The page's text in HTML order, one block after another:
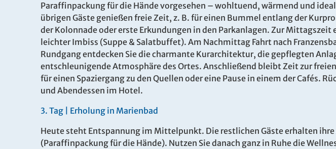
4 Tage
Mo. 09.11. - Do.
12.11.2026
inkl.
4 Tage
Mo. 09.11. - Do.
12.11.2026
Paraffinpackung für die Hände vorgesehen – wohltuend, wärmend und
übrigen Gäste genießen freie Zeit, z. B. für einen Bummel entlang der
der Kolonnade oder erste Erkundungen in den Parkanlagen. Zur Mittagszeit
leichter Imbiss (Suppe & Salatbuffet). Am Nachmittag Fahrt nach
Rundgang entdecken Sie die charmante Kurarchitektur, die gepflegten
entschleunigende Atmosphäre des Ortes. Anschließend bleibt Zeit zur
für einen Spaziergang zu den Quellen oder eine Pause in einem der Cafés.
und Abendessen im Hotel.
3. Tag | Erholung in Marienbad
Heute steht Entspannung im Mittelpunkt. Die restlichen Gäste erhalten
(Paraffinpackung für die Hände). Nutzen Sie danach ganz in Ruhe die